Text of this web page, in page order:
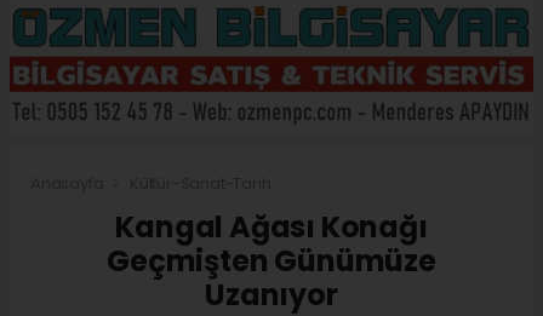
Kangal Ağası Konağı
Geçmişten Günümüze
Uzanıyor